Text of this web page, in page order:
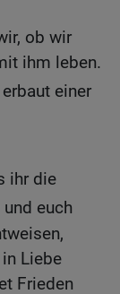
ob wir
ihm leben.
einer
ihr die
euch
Liebe
Frieden